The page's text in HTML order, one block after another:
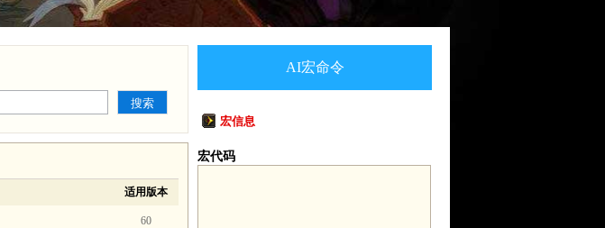
适用版本
60
AI宏命令
宏信息
宏代码